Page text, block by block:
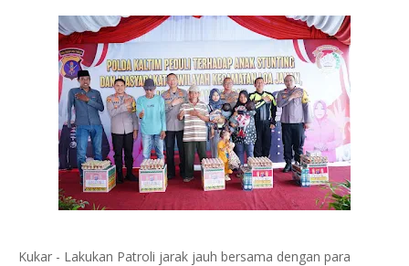
Kukar - Lakukan Patroli jarak jauh bersama dengan para